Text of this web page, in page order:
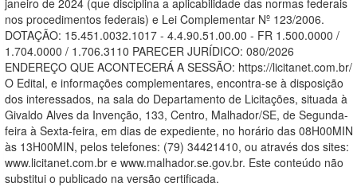
nos procedimentos federais) e Lei Complementar Nº 123/2006.
DOTAÇÃO: 15.451.0032.1017 - 4.4.90.51.00.00 - FR 1.500.0000 /
1.704.0000 / 1.706.3110 PARECER JURÍDICO: 080/2026
ENDEREÇO QUE ACONTECERÁ A SESSÃO: https://licitanet.com.br/
O Edital, e informações complementares, encontra-se à disposição
dos interessados, na sala do Departamento de Licitações, situada à
Givaldo Alves da Invenção, 133, Centro, Malhador/SE, de Segunda-
feira à Sexta-feira, em dias de expediente, no horário das 08H00MIN
às 13H00MIN, pelos telefones: (79) 34421410, ou através dos sites:
www.licitanet.com.br e www.malhador.se.gov.br. Este conteúdo não
substitui o publicado na versão certificada.